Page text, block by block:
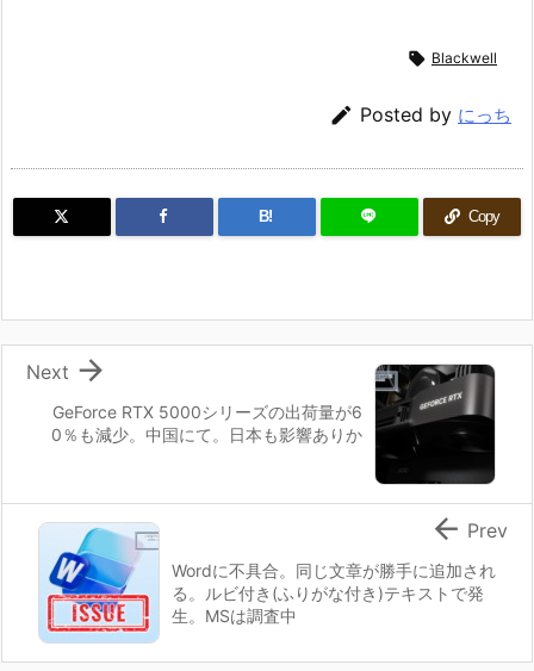
 Blackwell
 Posted by にっち
B! Copy
GeForce RTX 5000シリーズの出荷量が6
0％も減少。中国にて。日本も影響ありか

Next
Wordに不具合。同じ文章が勝手に追加され
る。ルビ付き(ふりがな付き)テキストで発
生。MSは調査中
 Prev